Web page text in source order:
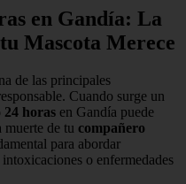
en Gandía: La
Mascota Merece
de las principales
Cuando surge un
horas en Gandía puede
de tu compañero
para abordar
o enfermedades